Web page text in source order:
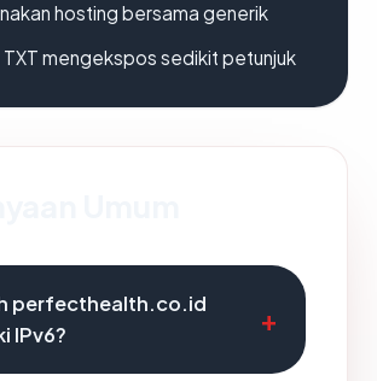
hosting bersama generik
mengekspos sedikit petunjuk
perfecthealth.co.id
IPv6?